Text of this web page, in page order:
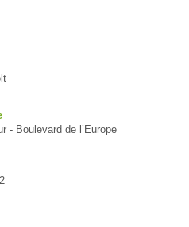
- Boulevard de l’Europe